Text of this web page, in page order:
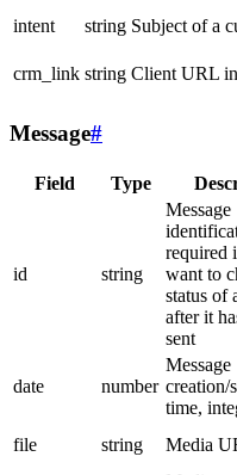
intent
string Subject of a
crm_link string Client URL
Message#
Field Type
id string
Message
required
want to
status of
after it
sent
date number
Message
creation/
time,
file string Media